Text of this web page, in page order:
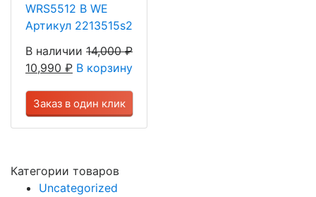
WRS5512 В WE
Артикул 2213515s2
В наличии 14,000₽
10,990 ₽ В корзину
Заказ в один клик
Категории товаров
Uncategorized